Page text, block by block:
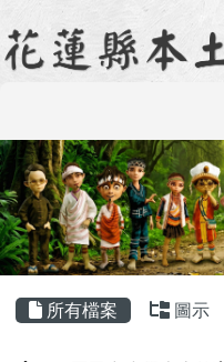
跳至主內容區
花蓮縣本土教育
主內容區域
所有檔案 圖示
頁尾區域